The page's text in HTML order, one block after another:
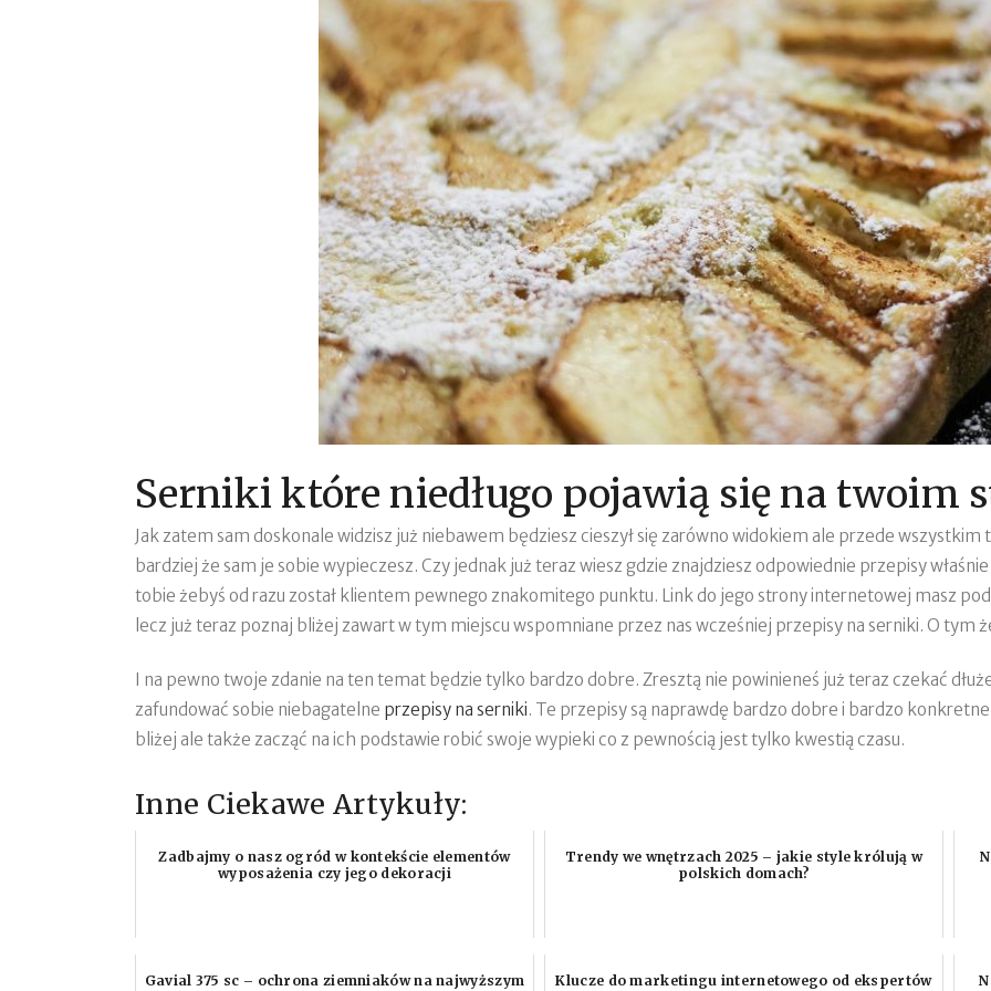
Serniki które niedługo pojawią się na twoim
Jak zatem sam doskonale widzisz już niebawem będziesz cieszył się zarówno widokiem ale przede
bardziej że sam je sobie wypieczesz. Czy jednak już teraz wiesz gdzie znajdziesz odpowiednie przepisy
tobie żebyś od razu został klientem pewnego znakomitego punktu. Link do jego strony internetowej masz
lecz już teraz poznaj bliżej zawart w tym miejscu wspomniane przez nas wcześniej przepisy na serniki. O tym
I na pewno twoje zdanie na ten temat będzie tylko bardzo dobre. Zresztą nie powinieneś już teraz czekać
zafundować sobie niebagatelne przepisy na serniki. Te przepisy są naprawdę bardzo dobre i bardzo
bliżej ale także zacząć na ich podstawie robić swoje wypieki co z pewnością jest tylko kwestią czasu.
Inne Ciekawe Artykuły:
Zadbajmy o nasz ogród w kontekście elementów
wyposażenia czy jego dekoracji
Trendy we wnętrzach 2025 – jakie style królują w
polskich domach?
Gavial 375 sc – ochrona ziemniaków na najwyższym
Klucze do marketingu internetowego od ekspertów